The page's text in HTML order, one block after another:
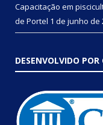
Capacitação em
de Portel 1 de junho de
DESENVOLVIDO POR